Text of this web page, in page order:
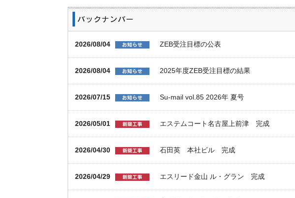
2026/08/04 ZEB受注目標の公表
2026/08/04 2025年度ZEB受注目標の結果
2026/07/15 Su-mail vol.85 2026年 夏号
2026/05/01 エステムコート名古屋上前津 完成
2026/04/30 石田英 本社ビル 完成
2026/04/29 エスリード金山 ル・グラン 完成